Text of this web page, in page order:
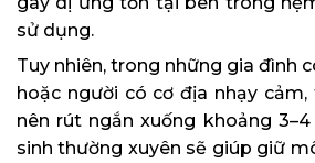
sử dụng.
Tuy nhiên, trong những gia đình
hoặc người có cơ địa nhạy
nên rút ngắn xuống khoảng
sinh thường xuyên sẽ giúp giữ